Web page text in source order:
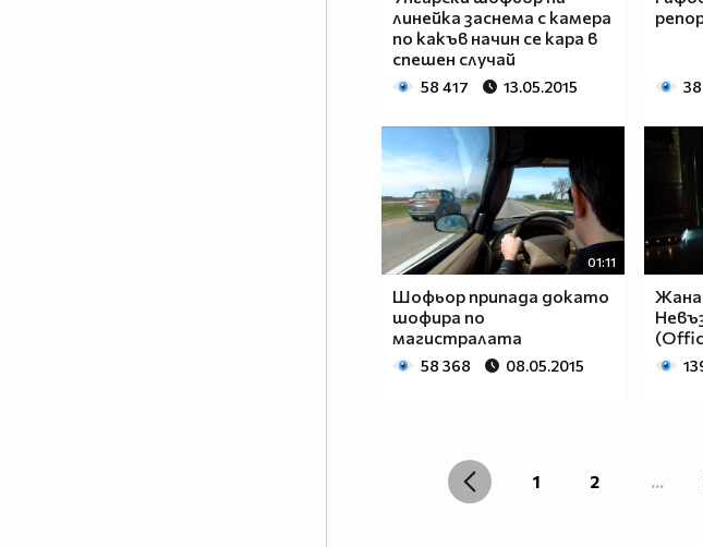
линейка заснема с камера
по какъв начин се кара в
спешен случай
58 417 13.05.2015
01:11
Шофьор припада докато
шофира по
магистралата
58 368 08.05.2015
Жана
1 2 ...